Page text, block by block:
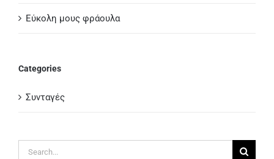
Εύκολη μους φράουλα
Categories
Συνταγές
Search